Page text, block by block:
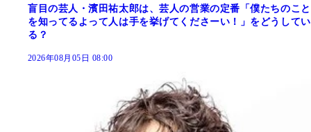
盲目の芸人・濱田祐太郎は、芸人の営業の定番「僕たちのこと
を知ってるよって人は手を挙げてくださーい！」をどうしてい
る？
2026年08月05日 08:00